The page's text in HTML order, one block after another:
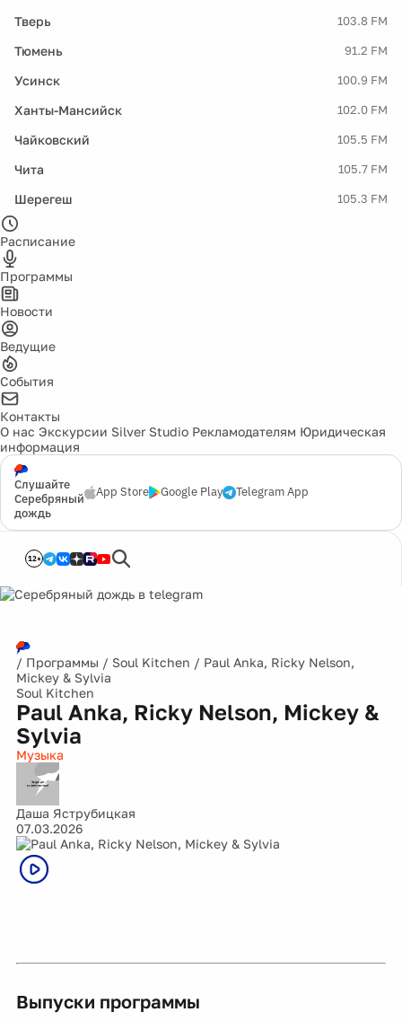
Тверь 103.8 FM
Тюмень 91.2 FM
Усинск 100.9 FM
Ханты-Мансийск 102.0 FM
Чайковский 105.5 FM
Чита 105.7 FM
Шерегеш 105.3 FM
Расписание
Программы
Новости
Ведущие
События
Контакты
О нас Экскурсии Silver Studio Рекламодателям Юридическая
информация
Слушайте
Серебряный
дождь
App Store Google Play Telegram App
12+
/ Программы / Soul Kitchen / Paul Anka, Ricky Nelson,
Mickey & Sylvia
Soul Kitchen
Paul Anka, Ricky Nelson, Mickey &
Sylvia
Музыка
Даша Яструбицкая
07.03.2026
Выпуски программы